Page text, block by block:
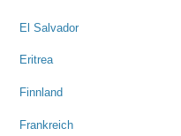
El Salvador
Eritrea
Finnland
Frankreich